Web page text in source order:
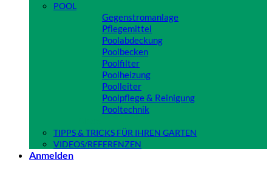
POOL
Gegenstromanlage
Pflegemittel
Poolabdeckung
Poolbecken
Poolfilter
Poolheizung
Poolleiter
Poolpflege & Reinigung
Pooltechnik
TIPPS & TRICKS FÜR IHREN GARTEN
VIDEOS/REFERENZEN
Anmelden